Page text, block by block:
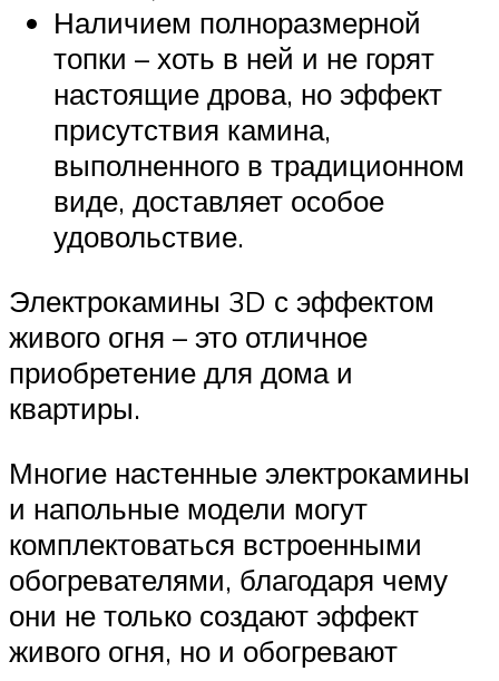
Наличием полноразмерной
топки – хоть в ней и не горят
настоящие дрова, но эффект
присутствия камина,
выполненного в традиционном
виде, доставляет особое
удовольствие.
Электрокамины 3D с эффектом
живого огня – это отличное
приобретение для дома и
квартиры.
Многие настенные электрокамины
и напольные модели могут
комплектоваться встроенными
обогревателями, благодаря чему
они не только создают эффект
живого огня, но и обогревают